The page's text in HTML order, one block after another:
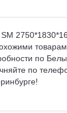
по
по